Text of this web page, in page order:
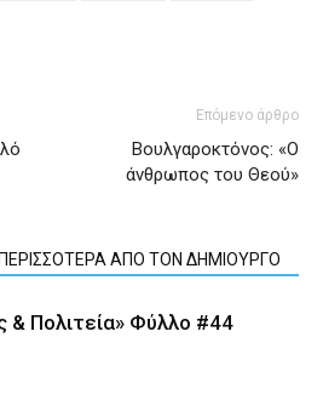
Επόμενο άρθρο
Βουλγαροκτόνος: «Ο
άνθρωπος του Θεού»
ΠΕΡΙΣΣΟΤΕΡΑ ΑΠΟ ΤΟΝ ΔΗΜΙΟΥΡΓΟ
& Πολιτεία» Φύλλο #44